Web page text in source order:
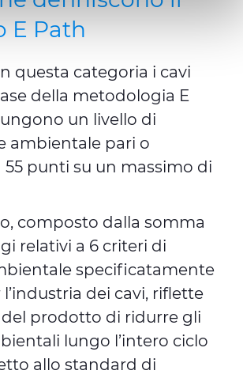
and marketing cookies are used.
cookies" to accept all categories of
"Use necessary cookie only" to admit
or decide which cookies to accept
For more details, please
PolicyandPrivacy Policy
E Path
questa categoria i cavi
della metodologia E
un livello di
ambientale pari o
55 punti su un massimo di
composto dalla somma
relativi a 6 criteri di
specificatamente
dei cavi, riflette
del prodotto di ridurre gli
lungo l’intero ciclo
allo standard di